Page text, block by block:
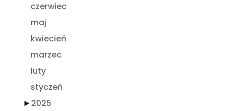
czerwiec
maj
kwiecień
marzec
luty
styczeń
►2025